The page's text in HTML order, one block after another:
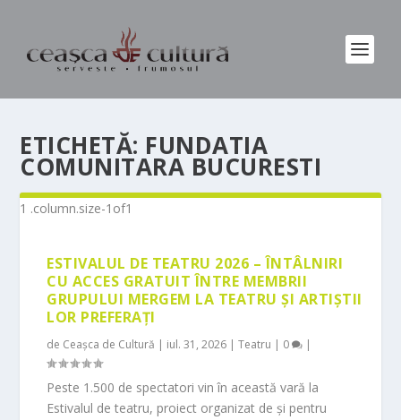
ETICHETĂ: FUNDATIA
COMUNITARA BUCURESTI
ESTIVALUL DE TEATRU 2026 – ÎNTÂLNIRI
CU ACCES GRATUIT ÎNTRE MEMBRII
GRUPULUI MERGEM LA TEATRU ȘI ARTIȘTII
LOR PREFERAȚI
de Ceașca de Cultură | iul. 31, 2026 |Teatru | 0 |
Peste 1.500 de spectatori vin în această vară la
Estivalul de teatru, proiect organizat de și pentru